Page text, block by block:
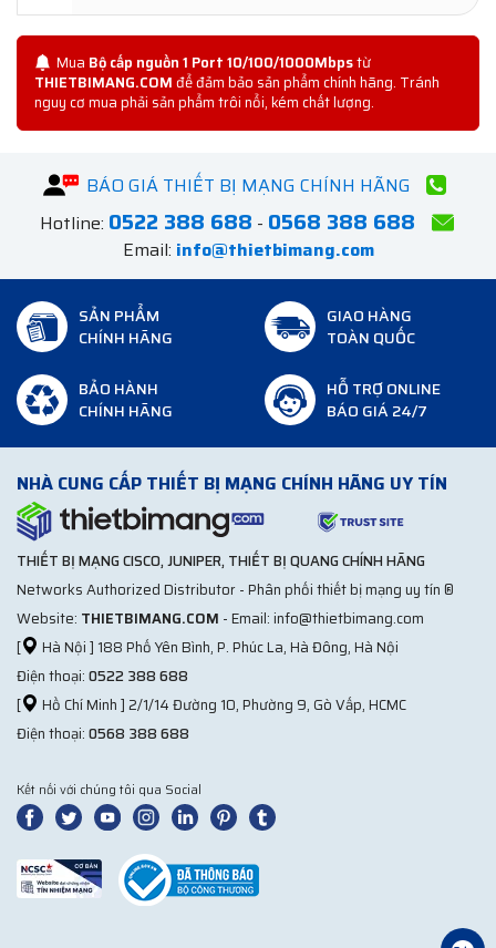
Mua Bộ cấp nguồn 1 Port 10/100/1000Mbpstừ
THIETBIMANG.COMđể đảm bảo sản phẩm chính hãng. Tránh
nguy cơ mua phải sản phẩm trôi nổi, kém chất lượng.
BÁO GIÁ THIẾT BỊ MẠNG CHÍNH HÃNG
Hotline: 0522 388 688 - 0568 388 688
Email: info@thietbimang.com
SẢN PHẨM
CHÍNH HÃNG
GIAO HÀNG
TOÀN QUỐC
BẢO HÀNH
CHÍNH HÃNG
HỖ TRỢ ONLINE
BÁO GIÁ 24/7
NHÀ CUNG CẤP THIẾT BỊ MẠNG CHÍNH HÃNG UY TÍN
THIẾT BỊ MẠNG CISCO, JUNIPER, THIẾT BỊ QUANG CHÍNH HÃNG
Networks Authorized Distributor - Phân phối thiết bị mạng uy tín ®
Website: THIETBIMANG.COM - Email: info@thietbimang.com
[
Hà Nội ] 188 Phố Yên Bình, P. Phúc La, Hà Đông, Hà Nội
Điện thoại:0522 388 688
[
Hồ Chí Minh ] 2/1/14 Đường 10, Phường 9, Gò Vấp, HCMC
Điện thoại:0568 388 688
Kết nối với chúng tôi qua Social